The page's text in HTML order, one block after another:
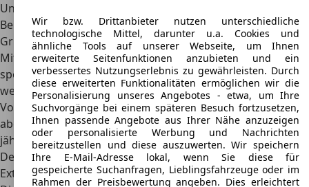
Unterhaltskosten sparen.
Bei der Zulassung als normaler PKW würden für den TVR
Griffith etwa 370 Euro jährlich für die Kfz-Steuer anfallen.
Mit einer Youngtimer-Versicherung von einem
spezialisierten Anbieter und bei einer Fahrleistung von
weniger als 10.000 Kilometern im Jahr kann eine
Vollkaskoversicherung bereits für knapp unter 1.000 Euro
abgeschlossen werden. Dieser Betrag gilt für einen 30-
jährigen Selbstfahrer.
Design
Exterieur
Wir bzw. Drittanbieter nutzen unterschiedliche
technologische Mittel, darunter u.a. Cookies und
ähnliche Tools auf unserer Webseite, um Ihnen
erweiterte Seitenfunktionen anzubieten und ein
verbessertes Nutzungserlebnis zu gewährleisten. Durch
diese erweiterten Funktionalitäten ermöglichen wir die
Personalisierung unseres Angebotes - etwa, um Ihre
Suchvorgänge bei einem späteren Besuch fortzusetzen,
Ihnen passende Angebote aus Ihrer Nähe anzuzeigen
oder personalisierte Werbung und Nachrichten
bereitzustellen und diese auszuwerten. Wir speichern
Ihre E-Mail-Adresse lokal, wenn Sie diese für
gespeicherte Suchanfragen, Lieblingsfahrzeuge oder im
Rahmen der Preisbewertung angeben. Dies erleichtert